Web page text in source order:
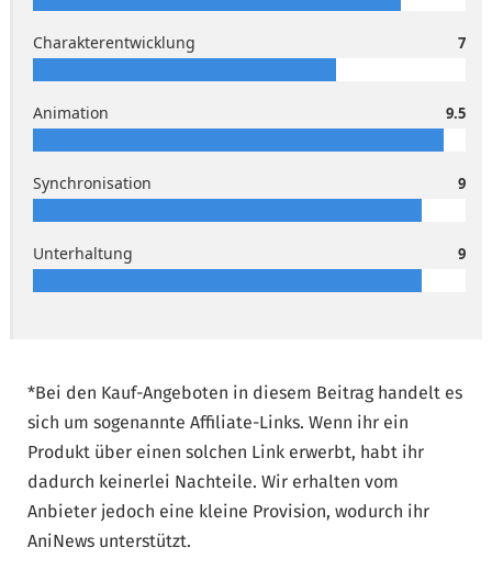
Charakterentwicklung 7
Animation 9.5
Synchronisation 9
Unterhaltung 9
*Bei den Kauf-Angeboten in diesem Beitrag handelt es
sich um sogenannte Affiliate-Links. Wenn ihr ein
Produkt über einen solchen Link erwerbt, habt ihr
dadurch keinerlei Nachteile. Wir erhalten vom
Anbieter jedoch eine kleine Provision, wodurch ihr
AniNews unterstützt.